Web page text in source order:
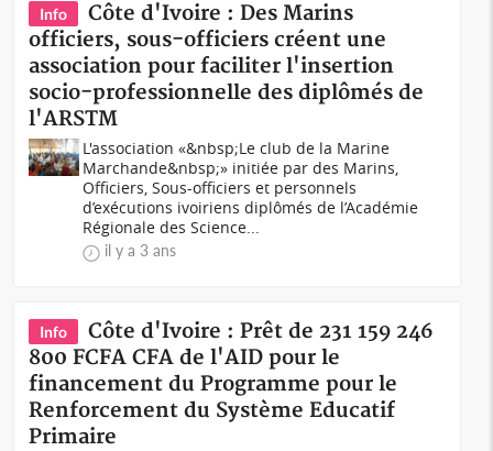
Info
Côte d'Ivoire : Des Marins
officiers, sous-officiers créent une
association pour faciliter l'insertion
socio-professionnelle des diplômés de
l'ARSTM
L'association «&nbsp;Le club de la Marine
Marchande&nbsp;» initiée par des Marins,
Officiers, Sous-officiers et personnels
d’exécutions ivoiriens diplômés de l’Académie
Régionale des Science...
il y a 3 ans
Info
Côte d'Ivoire : Prêt de 231 159 246
800 FCFA CFA de l'AID pour le
financement du Programme pour le
Renforcement du Système Educatif
Primaire